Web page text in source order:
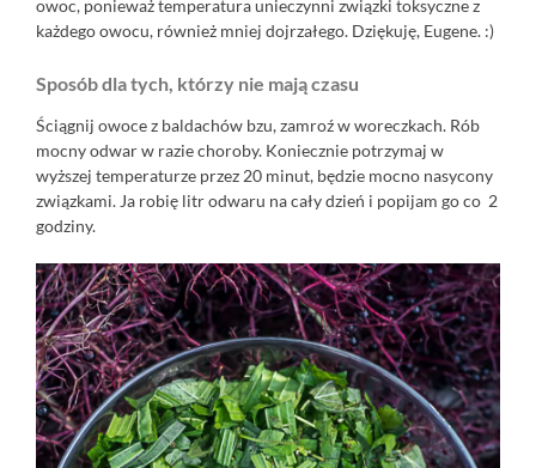
owoc, ponieważ temperatura unieczynni związki toksyczne z
każdego owocu, również mniej dojrzałego. Dziękuję, Eugene. :)
Sposób dla tych, którzy nie mają czasu
Ściągnij owoce z baldachów bzu, zamroź w woreczkach. Rób
mocny odwar w razie choroby. Koniecznie potrzymaj w
wyższej temperaturze przez 20 minut, będzie mocno nasycony
związkami. Ja robię litr odwaru na cały dzień i popijam go co 2
godziny.